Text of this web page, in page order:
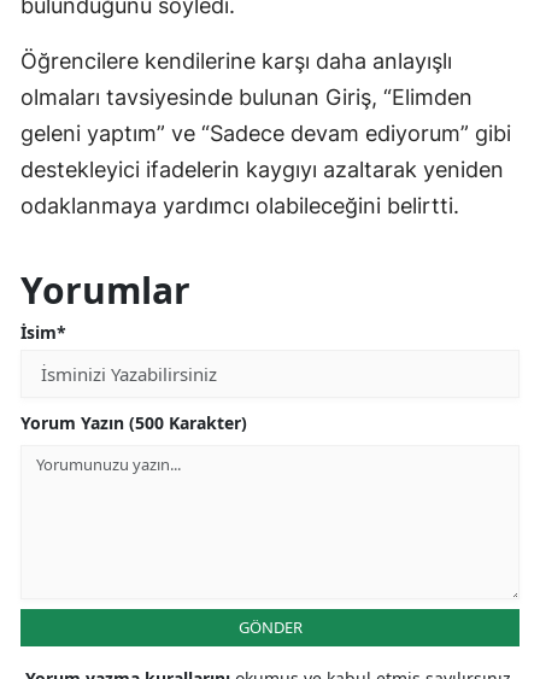
bulunduğunu söyledi.
Öğrencilere kendilerine karşı daha anlayışlı
olmaları tavsiyesinde bulunan Giriş, “Elimden
geleni yaptım” ve “Sadece devam ediyorum” gibi
destekleyici ifadelerin kaygıyı azaltarak yeniden
odaklanmaya yardımcı olabileceğini belirtti.
Yorumlar
İsim*
Yorum Yazın (500 Karakter)
GÖNDER